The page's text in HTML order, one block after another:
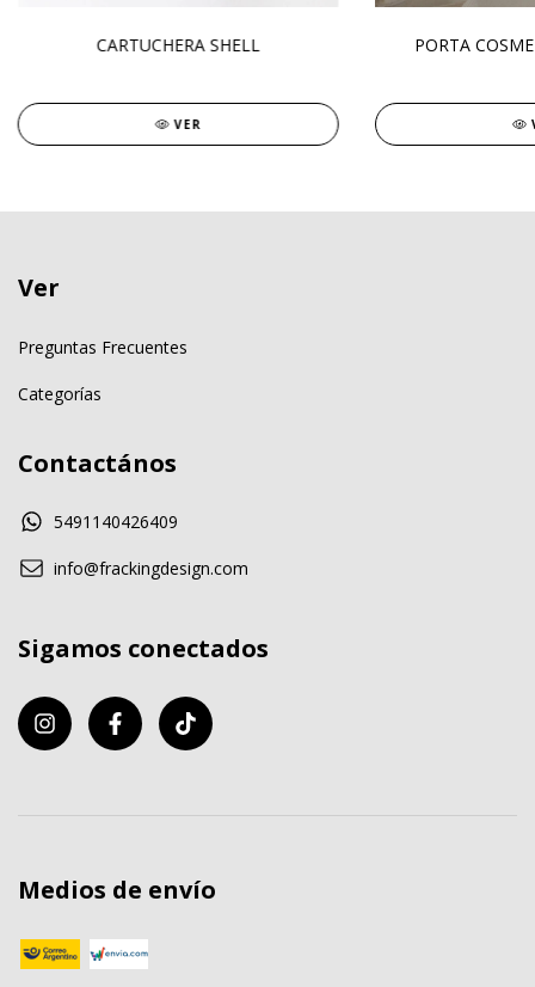
CARTUCHERA SHELL
VER
PORTA
Ver
Preguntas Frecuentes
Categorías
Contactános
5491140426409
info@frackingdesign.com
Sigamos conectados
Medios de envío